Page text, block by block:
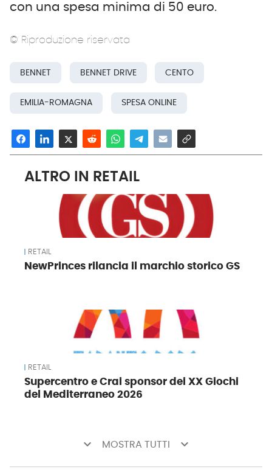
con una spesa minima di 50 euro.
© Riproduzione riservata
BENNET BENNET DRIVE CENTO
EMILIA-ROMAGNA SPESA ONLINE
ALTRO IN RETAIL
RETAIL
NewPrinces rilancia il marchio storico GS
RETAIL
Supercentro e Crai sponsor dei XX Giochi
del Mediterraneo 2026
keyboard_arrow_down MOSTRA TUTTI keyboard_arrow_down